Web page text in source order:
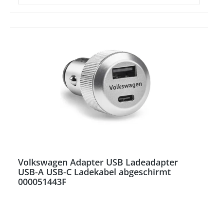
Volkswagen Adapter USB Ladeadapter
USB-A USB-C Ladekabel abgeschirmt
000051443F